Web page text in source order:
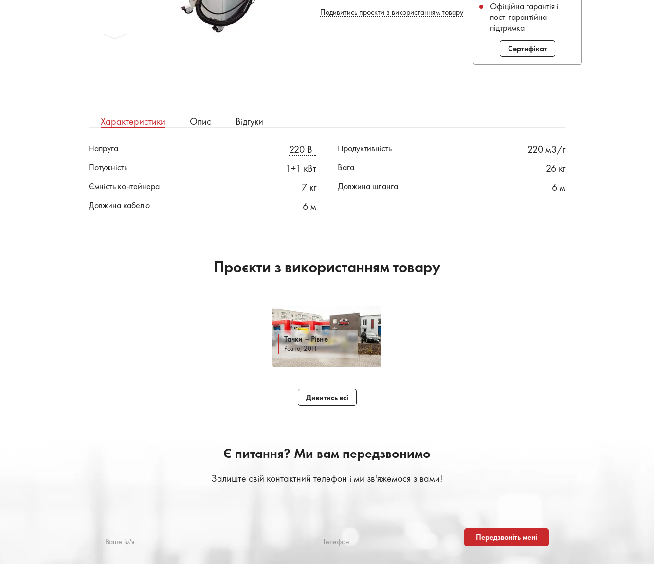
Подивитись проєкти з використанням товару
Офіційна гарантія і
пост-гарантійна
підтримка
Сертифікат
Характеристики Опис Відгуки
Напруга 220 В
Потужність 1+1 кВт
Ємність контейнера 7 кг
Довжина кабелю 6 м
Продуктивність 220 м3/г
Вага 26 кг
Довжина шланга 6 м
Проєкти з використанням товару
Тачки – Рівне
Ровно, 2011
Дивитись всі
Є питання? Ми вам передзвонимо
Залиште свій контактний телефон і ми зв'яжемося з вами!
Ваше ім'я Телефон Передзвоніть мені